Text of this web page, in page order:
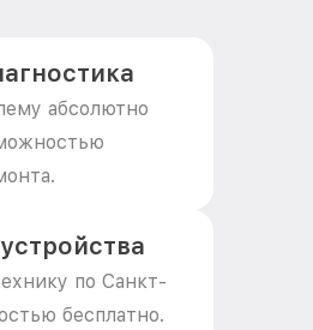
абсолютно
по Санкт-
бесплатно.